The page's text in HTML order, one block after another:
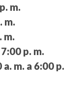
m.
m.
m.
p. m.
a. m. a 6:00 p.